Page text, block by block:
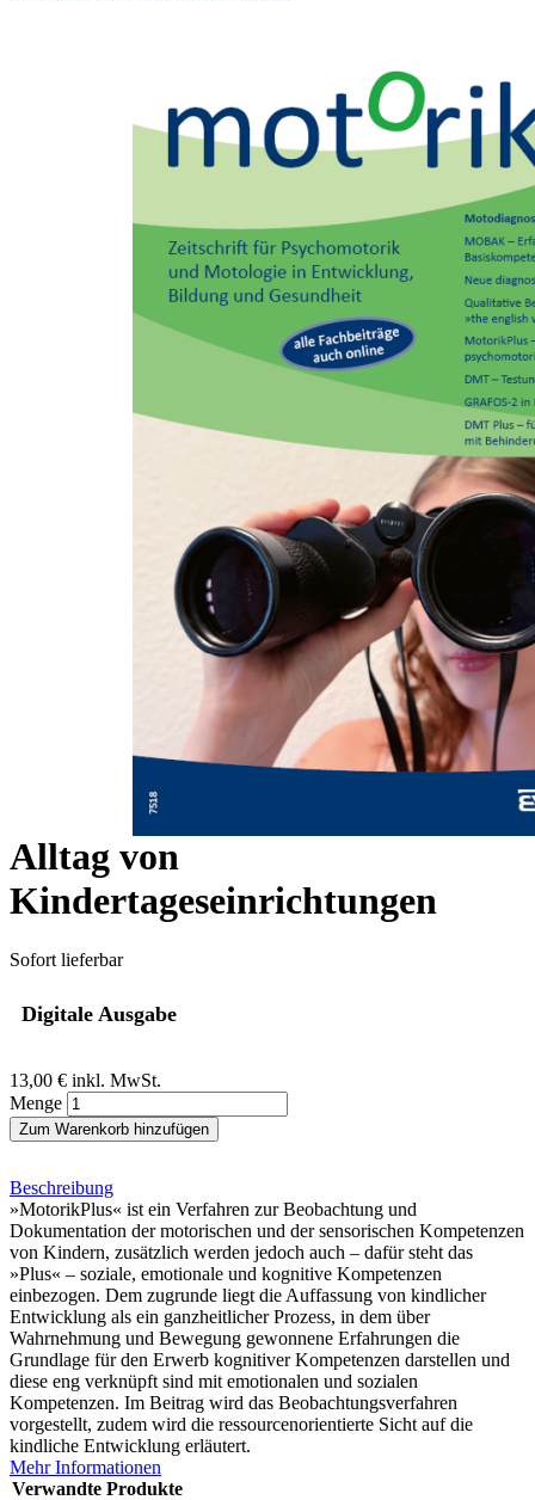
Zum Anfang der Bildergalerie springen
PSYCHOMOTORIK:
MotorikPlus - Beobachtung
psychomotorischer
Kompetenzen von Kindern im
Alltag von
Kindertageseinrichtungen
Sofort lieferbar
Digitale Ausgabe
13,00 € inkl. MwSt.
Menge
Zum Warenkorb hinzufügen
Beschreibung
»MotorikPlus« ist ein Verfahren zur Beobachtung und
Dokumentation der motorischen und der sensorischen Kompetenzen
von Kindern, zusätzlich werden jedoch auch – dafür steht das
»Plus« – soziale, emotionale und kognitive Kompetenzen
einbezogen. Dem zugrunde liegt die Auffassung von kindlicher
Entwicklung als ein ganzheitlicher Prozess, in dem über
Wahrnehmung und Bewegung gewonnene Erfahrungen die
Grundlage für den Erwerb kognitiver Kompetenzen darstellen und
diese eng verknüpft sind mit emotionalen und sozialen
Kompetenzen. Im Beitrag wird das Beobachtungsverfahren
vorgestellt, zudem wird die ressourcenorientierte Sicht auf die
kindliche Entwicklung erläutert.
Mehr Informationen
Verwandte Produkte